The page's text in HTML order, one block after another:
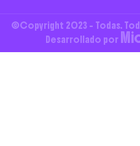
©Copyright 2023 - Todas.
Desarrollado por